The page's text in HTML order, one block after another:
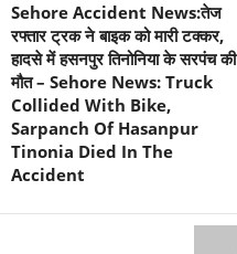
Sehore Accident News:तेज
रफ्तार ट्रक ने बाइक को मारी टक्कर,
हादसे में हसनपुर तिनोनिया के सरपंच की
मौत – Sehore News: Truck
Collided With Bike,
Sarpanch Of Hasanpur
Tinonia Died In The
Accident